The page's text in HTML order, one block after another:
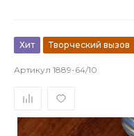
Хит Творческий вызов
Артикул 1889-64/10